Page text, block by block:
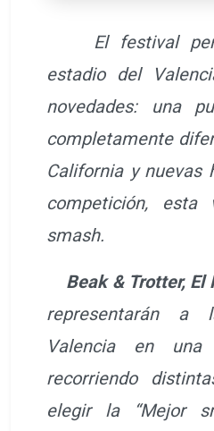
El festival
estadio del
novedades: una
completamente
California y nuevas
competición, esta
smash.
Beak & Trotter, El
representarán a
Valencia en
recorriendo
elegir la “Mejor